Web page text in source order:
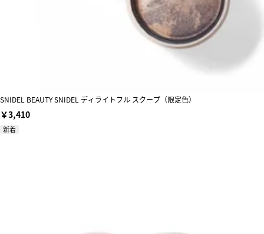
SNIDEL BEAUTY SNIDEL ディライトフル スクープ（限定色）
￥3,410
新着